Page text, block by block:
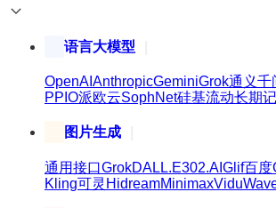
语言大模型
OpenAI AnthropicGeminiGrok通义千
PPIO派欧云SophNet硅基流动长期
图片生成
通用接口GrokDALL.E302.AI Glif百度
Kling可灵 HidreamMinimaxVidu